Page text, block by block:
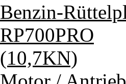
Benzin-
RP700PRO
(10,7KN)